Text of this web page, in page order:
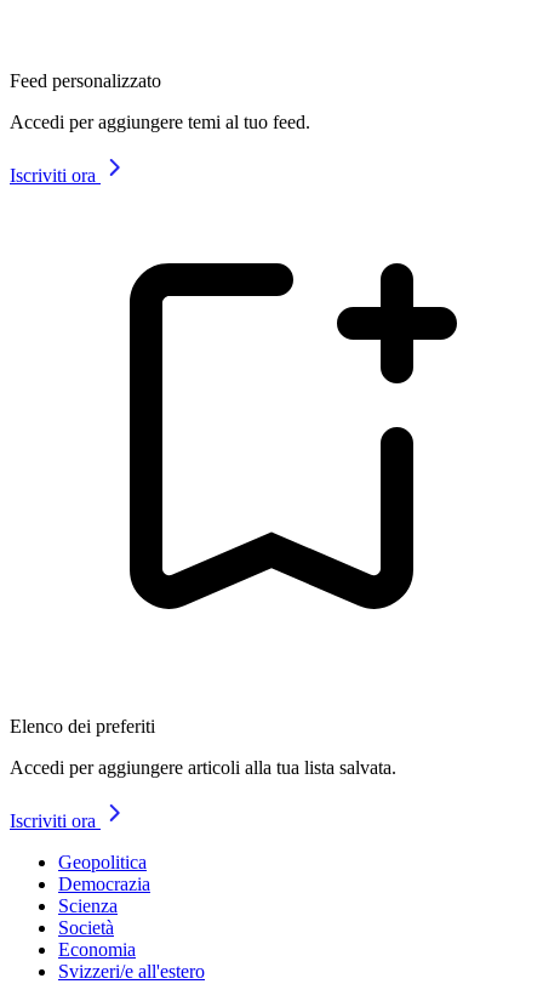
Feed personalizzato
Accedi per aggiungere temi al tuo feed.
Iscriviti ora
Elenco dei preferiti
Accedi per aggiungere articoli alla tua lista salvata.
Iscriviti ora
Geopolitica
Democrazia
Scienza
Società
Economia
Svizzeri/e all'estero